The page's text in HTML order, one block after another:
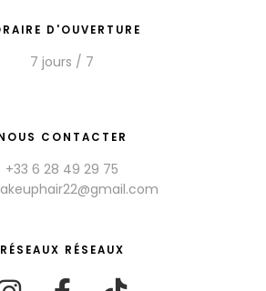
D'OUVERTURE
7 jours / 7
CONTACTER
+33 6 28 49 29 75
RÉSEAUX RÉSEAUX